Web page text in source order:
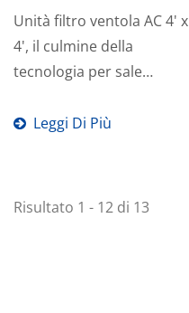
Unità filtro ventola AC 4' x
4', il culmine della
tecnologia per sale
approvazioni...
Leggi Di Più
Risultato 1 - 12 di 13